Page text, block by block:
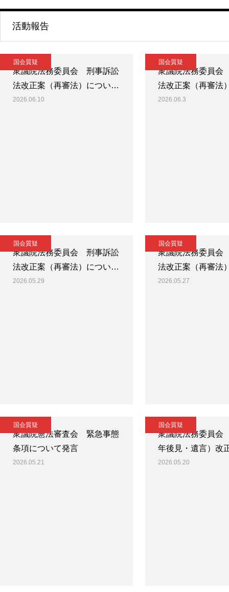
活動報告
国会質疑
衆議院法務委員会 刑事訴訟
法改正案（再審法）につい…
2026.06.10
国会質疑
衆議院法務委員
法改正案（再審法
2026.06.3
国会質疑
衆議院法務委員会 刑事訴訟
法改正案（再審法）につい…
2026.05.29
国会質疑
衆議院法務委員
法改正案（再審法
2026.05.27
国会質疑
衆議院憲法審査会 緊急事態
条項について発言
2026.05.21
国会質疑
衆議院法務委員
年後見・遺言）改
2026.05.20